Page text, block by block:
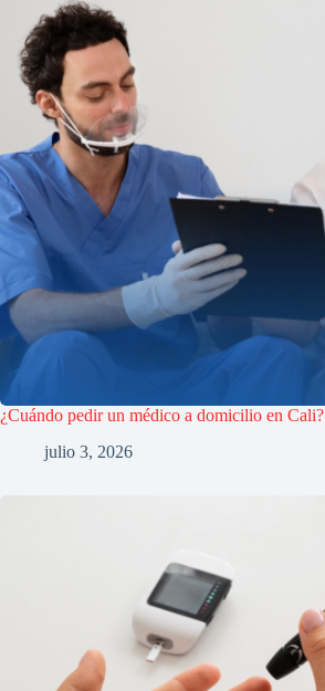
¿Cuándo pedir un médico a domicilio en Cali?
julio 3, 2026